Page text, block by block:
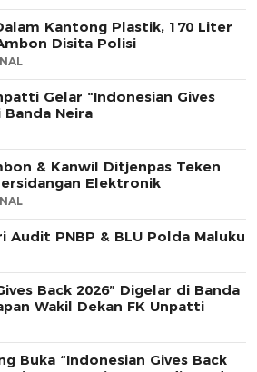
Kantong Plastik, 170 Liter
Disita Polisi
Gelar “Indonesian Gives
Banda Neira
& Kanwil Ditjenpas Teken
Elektronik
Audit PNBP & BLU Polda Maluku
Back 2026” Digelar di Banda
Wakil Dekan FK Unpatti
Buka “Indonesian Gives Back